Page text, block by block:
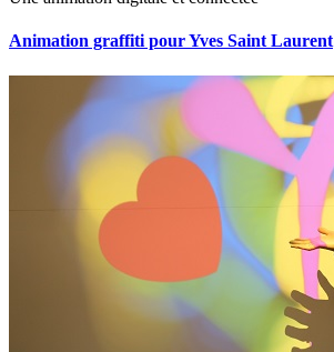
Animation graffiti pour Yves Saint Laurent